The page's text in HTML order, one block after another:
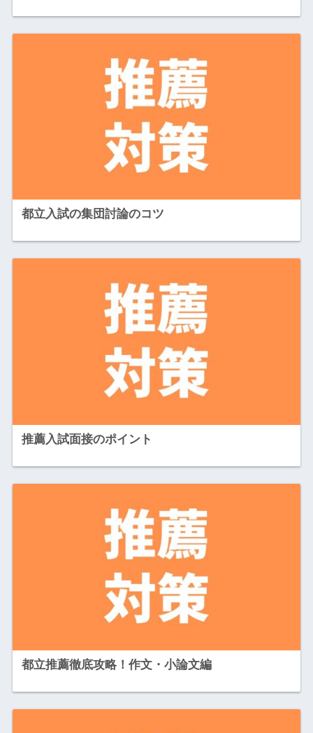
都立入試の集団討論のコツ
推薦入試面接のポイント
都立推薦徹底攻略！作文・小論文編